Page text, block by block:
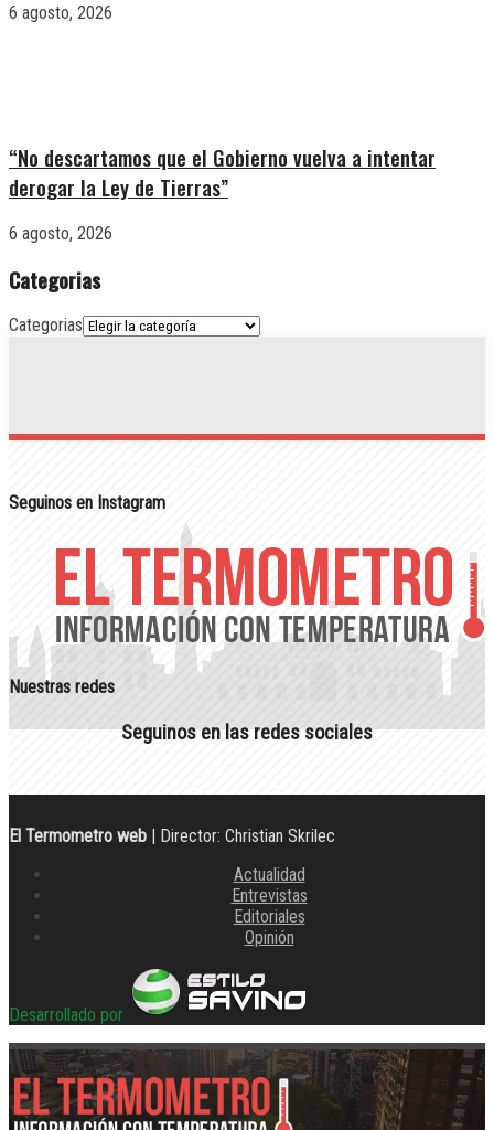
6 agosto, 2026
“No descartamos que el Gobierno vuelva a intentar
derogar la Ley de Tierras”
6 agosto, 2026
Categorias
Categorias
Seguinos en Instagram
Nuestras redes
Seguinos en las redes sociales
El Termometro web | Director: Christian Skrilec
Actualidad
Entrevistas
Editoriales
Opinión
Desarrollado por